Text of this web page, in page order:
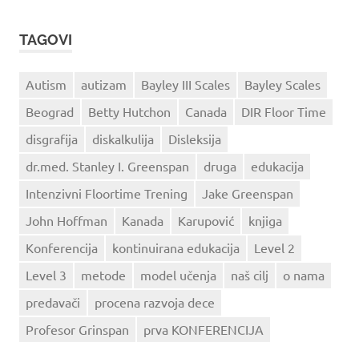
TAGOVI
Autism autizam Bayley III Scales
Bayley Scales
Beograd
Betty Hutchon Canada
DIR Floor Time
disgrafija
diskalkulija
Disleksija
dr.med. Stanley I. Greenspan
druga
edukacija
Intenzivni Floortime Trening
Jake Greenspan
John Hoffman
Kanada Karupović
knjiga
Konferencija
kontinuirana edukacija
Level 2
Level 3
metode model učenja naš cilj
o nama
predavači
procena razvoja dece
Profesor Grinspan
prva KONFERENCIJA